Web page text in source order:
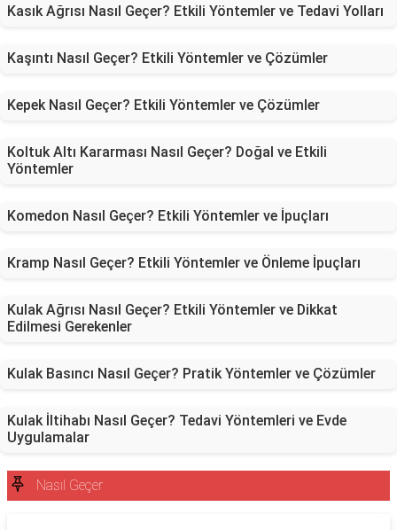
Kasık Ağrısı Nasıl Geçer? Etkili Yöntemler ve Tedavi Yolları
Kaşıntı Nasıl Geçer? Etkili Yöntemler ve Çözümler
Kepek Nasıl Geçer? Etkili Yöntemler ve Çözümler
Koltuk Altı Kararması Nasıl Geçer? Doğal ve Etkili
Yöntemler
Komedon Nasıl Geçer? Etkili Yöntemler ve İpuçları
Kramp Nasıl Geçer? Etkili Yöntemler ve Önleme İpuçları
Kulak Ağrısı Nasıl Geçer? Etkili Yöntemler ve Dikkat
Edilmesi Gerekenler
Kulak Basıncı Nasıl Geçer? Pratik Yöntemler ve Çözümler
Kulak İltihabı Nasıl Geçer? Tedavi Yöntemleri ve Evde
Uygulamalar
Nasıl Geçer